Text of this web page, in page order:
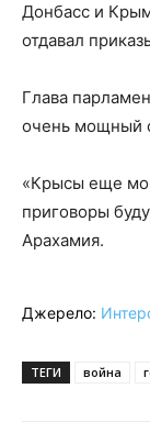
Донбасс и
отдавал
Глава
очень мощный
«Крысы еще
приговоры
Арахамия.
Джерело:
ТЕГИ война